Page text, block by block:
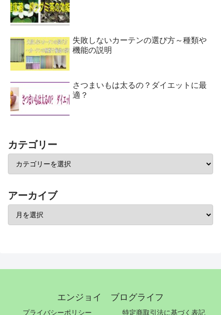
失敗しないカーテンの選び方～種類や
機能の説明
さつまいもは太るの？ダイエットに最
適？
カテゴリー
アーカイブ
エンジョイ ブログライフ
プライバシーポリシー 特定商取引法に基づく表記